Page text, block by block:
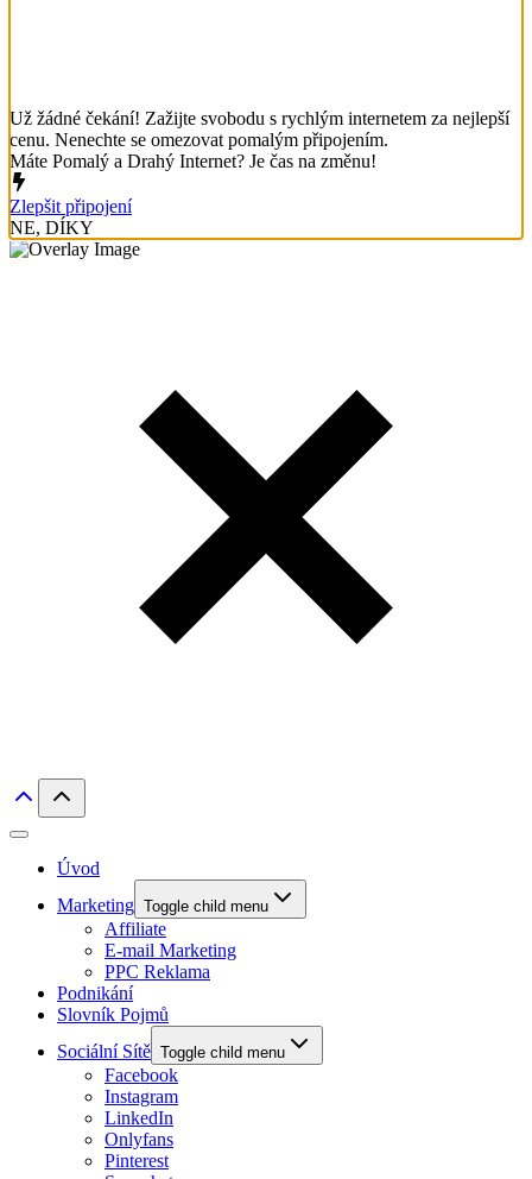
Už žádné čekání! Zažijte svobodu s rychlým internetem za nejlepší
cenu. Nenechte se omezovat pomalým připojením.
Máte Pomalý a Drahý Internet? Je čas na změnu!
Zlepšit připojení
NE, DÍKY
Úvod
Marketing Toggle child menu
Affiliate
E-mail Marketing
PPC Reklama
Podnikání
Slovník Pojmů
Sociální Sítě Toggle child menu
Facebook
Instagram
LinkedIn
Onlyfans
Pinterest